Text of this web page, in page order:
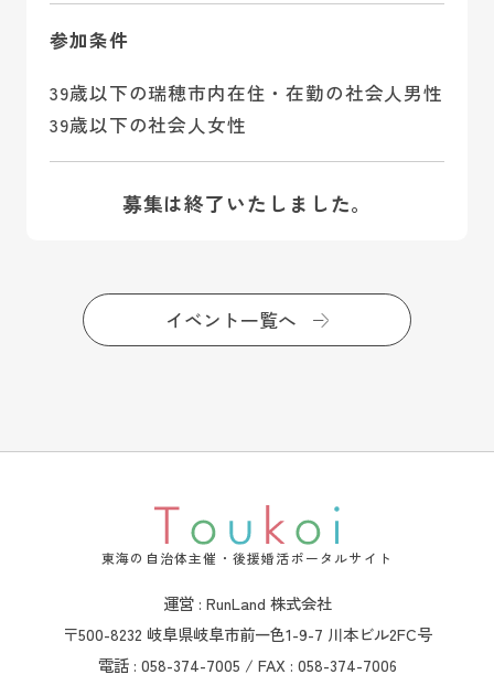
参加条件
39歳以下の瑞穂市内在住・在勤の社会人男性
39歳以下の社会人女性
募集は終了いたしました。
イベント一覧へ
東海の自治体主催・後援婚活ポータルサイト
運営 : RunLand 株式会社
〒500-8232 岐阜県岐阜市前一色1-9-7 川本ビル2FC号
電話 : 058-374-7005 / FAX : 058-374-7006